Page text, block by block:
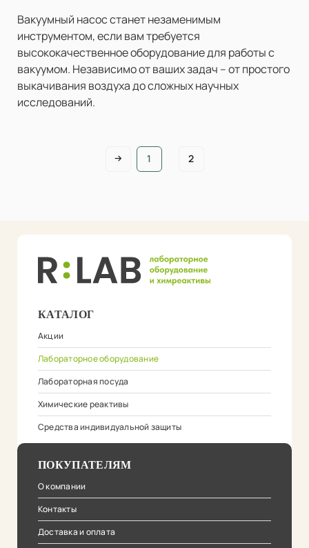
Вакуумный насос станет незаменимым
инструментом, если вам требуется
высококачественное оборудование для работы с
вакуумом. Независимо от ваших задач – от простого
выкачивания воздуха до сложных научных
исследований.
1 2
КАТАЛОГ
Акции
Лабораторное оборудование
Лабораторная посуда
Химические реактивы
Средства индивидуальной защиты
ПОКУПАТЕЛЯМ
О компании
Контакты
Доставка и оплата